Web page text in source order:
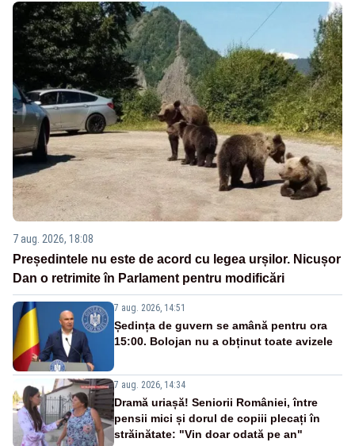
7 aug. 2026, 18:08
Președintele nu este de acord cu legea urșilor. Nicușor
Dan o retrimite în Parlament pentru modificări
7 aug. 2026, 14:51
Ședința de guvern se amână pentru ora
15:00. Bolojan nu a obținut toate avizele
7 aug. 2026, 14:34
Dramă uriașă! Seniorii României, între
pensii mici și dorul de copiii plecați în
străinătate: "Vin doar odată pe an"